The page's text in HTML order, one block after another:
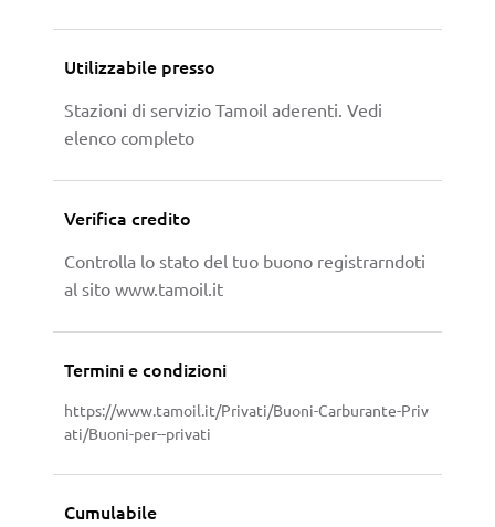
Utilizzabile presso
Stazioni di servizio Tamoil aderenti. Vedi
elenco completo
Verifica credito
Controlla lo stato del tuo buono registrarndoti
al sito www.tamoil.it
Termini e condizioni
https://www.tamoil.it/Privati/Buoni-Carburante-Priv
ati/Buoni-per--privati
Cumulabile